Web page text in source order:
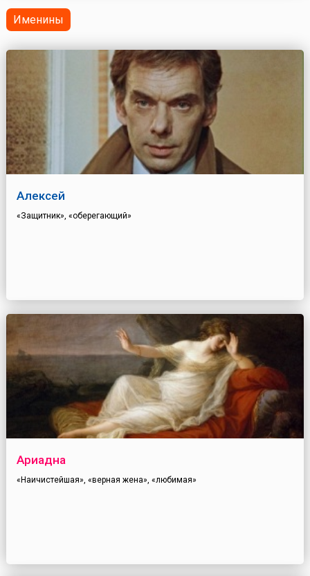
Именины
Алексей
«Защитник», «оберегающий»
Ариадна
«Наичистейшая», «верная жена», «любимая»